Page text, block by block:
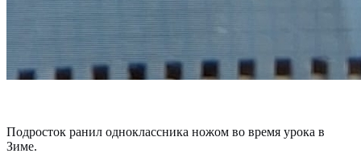
Подросток ранил одноклассника ножом во время урока в
Зиме.